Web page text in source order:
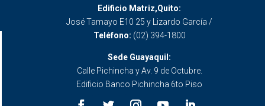
Edificio Matriz,Quito:
José Tamayo E10 25 y Lizardo García /
Teléfono: (02) 394-1800
Sede Guayaquil:
Calle Pichincha y Av. 9 de Octubre.
Edificio Banco Pichincha 6to Piso